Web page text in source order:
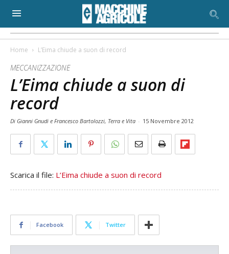
Home L’Eima chiude a suon di record
MECCANIZZAZIONE
L’Eima chiude a suon di
record
Di Gianni Gnudi e Francesco Bartolozzi, Terra e Vita - 15 Novembre 2012
Scarica il file: L’Eima chiude a suon di record
Facebook Twitter